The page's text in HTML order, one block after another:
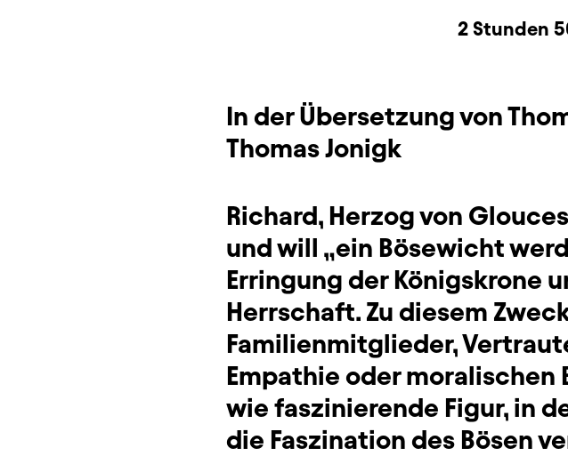
2 Stunden
In der Übersetzung von
Thomas Jonigk
Richard, Herzog von
und will „ein Bösewicht
Erringung der Königskrone
Herrschaft. Zu diesem
Familienmitglieder,
Empathie oder moralischen
wie faszinierende Figur, in
die Faszination des Bösen